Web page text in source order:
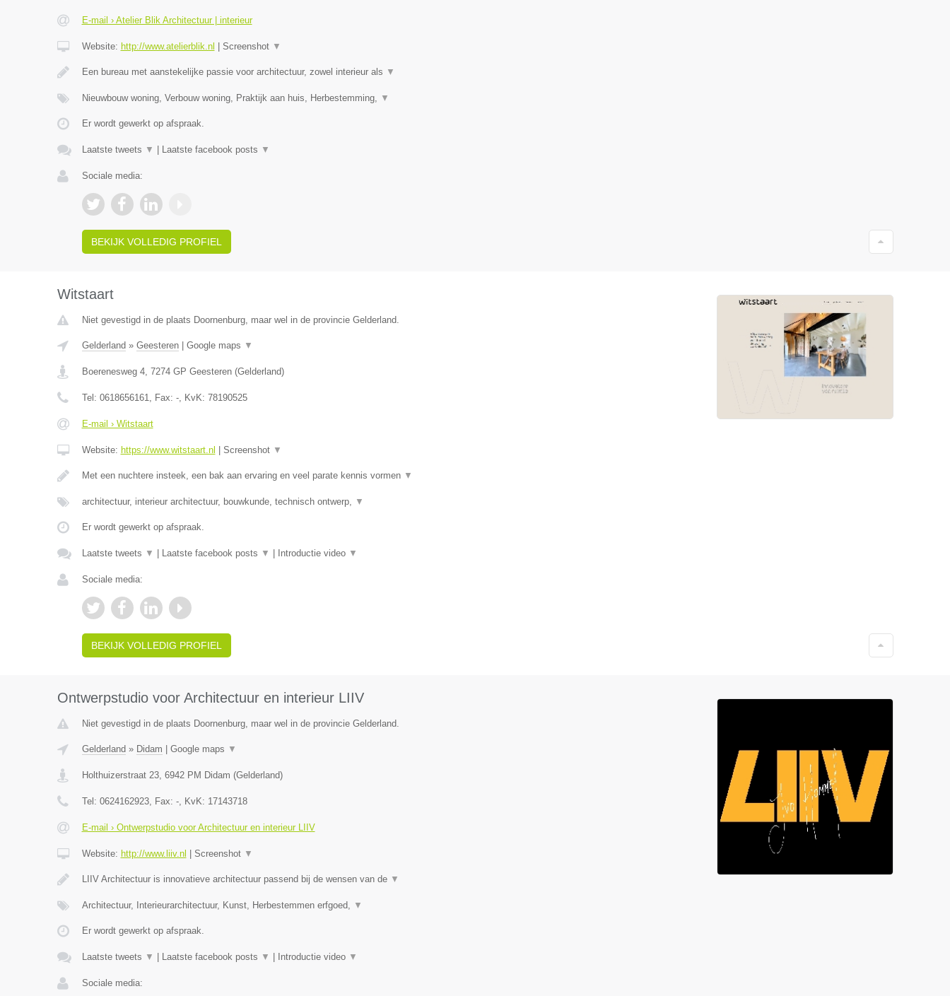
E-mail › Atelier Blik Architectuur | interieur
Website: http://www.atelierblik.nl Screenshot ▼
Een bureau met aanstekelijke passie voor architectuur, zowel interieur als ▼
Nieuwbouw woning, Verbouw woning, Praktijk aan huis, Herbestemming, ▼
Er wordt gewerkt op afspraak.
Laatste tweets ▼ Laatste facebook posts ▼
Sociale media:
BEKIJK VOLLEDIG PROFIEL
Witstaart
Niet gevestigd in de plaats Doornenburg, maar wel in de provincie Gelderland.
Gelderland » Geesteren| Google maps ▼
Boerenesweg 4, 7274 GP Geesteren(Gelderland)
Tel: 0618656161, Fax: -, KvK: 78190525
E-mail › Witstaart
Website: https://www.witstaart.nl Screenshot ▼
Met een nuchtere insteek, een bak aan ervaring en veel parate kennis vormen ▼
architectuur, interieur architectuur, bouwkunde, technisch ontwerp, ▼
Er wordt gewerkt op afspraak.
Laatste tweets ▼ Laatste facebook posts ▼ Introductie video ▼
Sociale media:
BEKIJK VOLLEDIG PROFIEL
Ontwerpstudio voor Architectuur en interieur LIIV
Niet gevestigd in de plaats Doornenburg, maar wel in de provincie Gelderland.
Gelderland » Didam Google maps ▼
Holthuizerstraat 23, 6942 PM Didam (Gelderland)
Tel: 0624162923, Fax: -, KvK: 17143718
E-mail › Ontwerpstudio voor Architectuur en interieur LIIV
Website: http://www.liiv.nl Screenshot ▼
LIIV Architectuur is innovatieve architectuur passend bij de wensen van de ▼
Architectuur, Interieurarchitectuur, Kunst, Herbestemmen erfgoed, ▼
Er wordt gewerkt op afspraak.
Laatste tweets ▼ Laatste facebook posts ▼ Introductie video ▼
Sociale media: